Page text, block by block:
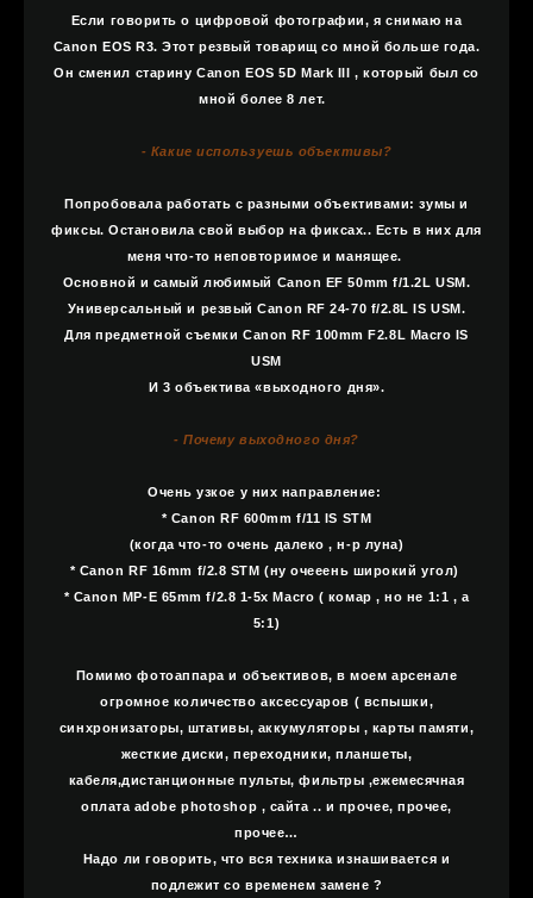
Если говорить о цифровой фотографии, я снимаю на
Canon EOS R3. Этот резвый товарищ со мной больше года.
Он сменил старину Canon EOS 5D Mark III , который был со
мной более 8 лет.
- Какие используешь объективы?
Попробовала работать с разными объективами: зумы и
фиксы. Остановила свой выбор на фиксах.. Есть в них для
меня что-то неповторимое и манящее.
Основной и самый любимый Canon EF 50mm f/1.2L USM.
Универсальный и резвый Canon RF 24-70 f/2.8L IS USM.
Для предметной съемки Canon RF 100mm F2.8L Macro IS
USM
И 3 объектива «выходного дня».
- Почему выходного дня?
Очень узкое у них направление:
* Canon RF 600mm f/11 IS STM
(когда что-то очень далеко , н-р луна)
* Canon RF 16mm f/2.8 STM (ну очееень широкий угол)
* Canon MP-E 65mm f/2.8 1-5x Macro ( комар , но не 1:1 , а
5:1)
Помимо фотоаппара и объективов, в моем арсенале
огромное количество аксессуаров ( вспышки,
синхронизаторы, штативы, аккумуляторы , карты памяти,
жесткие диски, переходники, планшеты,
кабеля,дистанционные пульты, фильтры ,ежемесячная
оплата adobe photoshop , сайта .. и прочее, прочее,
прочее…
Надо ли говорить, что вся техника изнашивается и
подлежит со временем замене ?